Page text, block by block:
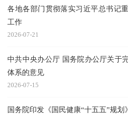
各地各部门贯彻落实习近平总书记
工作
2026-07-21
中共中央办公厅 国务院办公厅关于
体系的意见
2026-07-15
国务院印发《国民健康“十五五”规划》